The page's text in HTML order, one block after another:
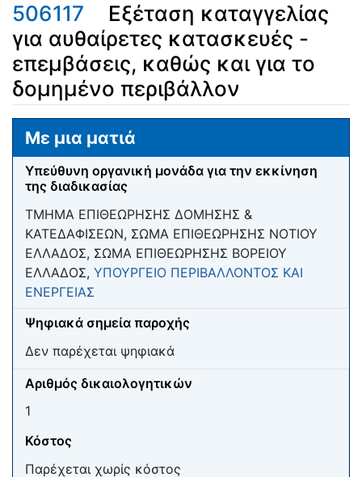
506117
Εξέταση καταγγελίας
για αυθαίρετες κατασκευές -
επεμβάσεις, καθώς και για το
δομημένο περιβάλλον
Μετάβαση σε: πλοήγηση
Με μια ματιά
Υπεύθυνη οργανική μονάδα για την εκκίνηση
της διαδικασίας
ΤΜΗΜΑ ΕΠΙΘΕΩΡΗΣΗΣ ΔΟΜΗΣΗΣ &
ΚΑΤΕΔΑΦΙΣΕΩΝ, ΣΩΜΑ ΕΠΙΘΕΩΡΗΣΗΣ ΝΟΤΙΟΥ
ΕΛΛΑΔΟΣ, ΣΩΜΑ ΕΠΙΘΕΩΡΗΣΗΣ ΒΟΡΕΙΟΥ
ΕΛΛΑΔΟΣ, ΥΠΟΥΡΓΕΙΟ ΠΕΡΙΒΑΛΛΟΝΤΟΣ ΚΑΙ
ΕΝΕΡΓΕΙΑΣ
Ψηφιακά σημεία παροχής
Δεν παρέχεται ψηφιακά
Αριθμός δικαιολογητικών
1
Κόστος
Παρέχεται χωρίς κόστος